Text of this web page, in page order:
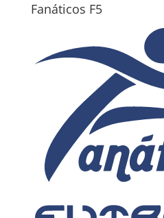
Fanáticos F5